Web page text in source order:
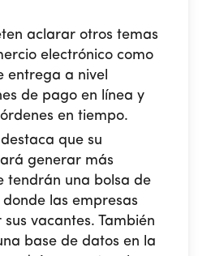
aclarar otros temas
electrónico como
entrega a nivel
de pago en línea y
en tiempo.
que su
generar más
tendrán una bolsa de
las empresas
vacantes. También
base de datos en la